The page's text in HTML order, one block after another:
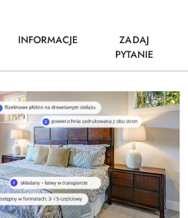
INFORMACJE
ZADAJ
PYTANIE